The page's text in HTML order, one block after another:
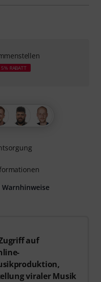
auf
viraler Musik
RABATT